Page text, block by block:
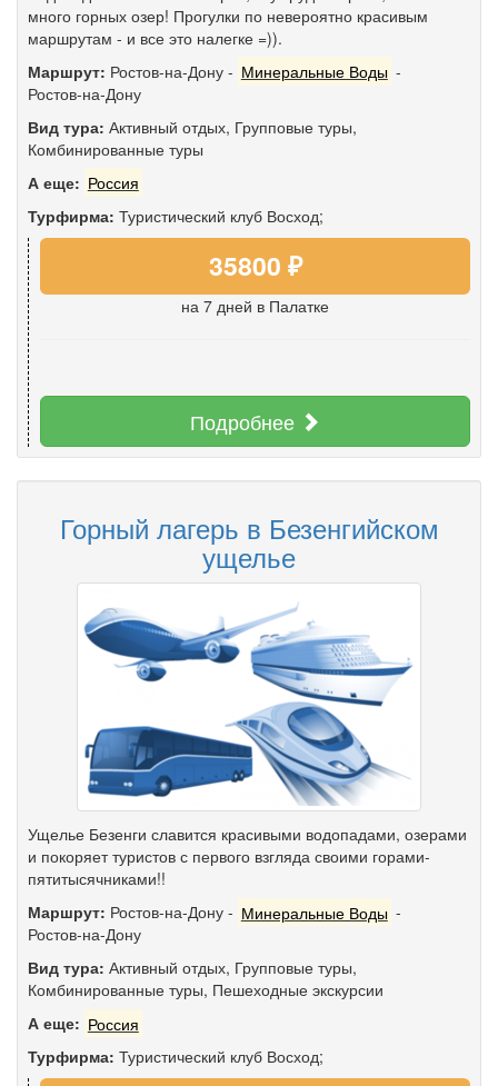
много горных озер! Прогулки по невероятно красивым
маршрутам - и все это налегке =)).
Маршрут: Ростов-на-Дону - Минеральные Воды -
Ростов-на-Дону
Вид тура: Активный отдых, Групповые туры,
Комбинированные туры
А еще: Россия
Турфирма: Туристический клуб Восход;
35800 ₽
на 7 дней в Палатке
Подробнее
Горный лагерь в Безенгийском
ущелье
Ущелье Безенги славится красивыми водопадами, озерами
и покоряет туристов с первого взгляда своими горами-
пятитысячниками!!
Маршрут: Ростов-на-Дону - Минеральные Воды -
Ростов-на-Дону
Вид тура: Активный отдых, Групповые туры,
Комбинированные туры, Пешеходные экскурсии
А еще: Россия
Турфирма: Туристический клуб Восход;